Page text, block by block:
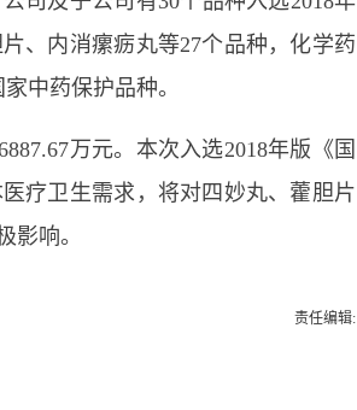
、内消瘰疬丸等27个品种，化学药
中药保护品种。
万元。本次入选2018年版《国
疗卫生需求，将对四妙丸、藿胆片
影响。
责任编辑: